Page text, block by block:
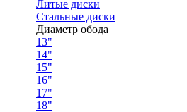
Литые диски
Стальные диски
Диаметр обода
13"
14"
15"
16"
17"
18"